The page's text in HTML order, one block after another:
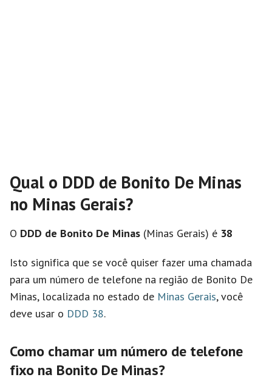
Qual o DDD de Bonito De Minas
no Minas Gerais?
O DDD de Bonito De Minas (Minas Gerais) é 38
Isto significa que se você quiser fazer uma chamada
para um número de telefone na região de Bonito De
Minas, localizada no estado de Minas Gerais, você
deve usar o DDD 38.
Como chamar um número de telefone
fixo na Bonito De Minas?